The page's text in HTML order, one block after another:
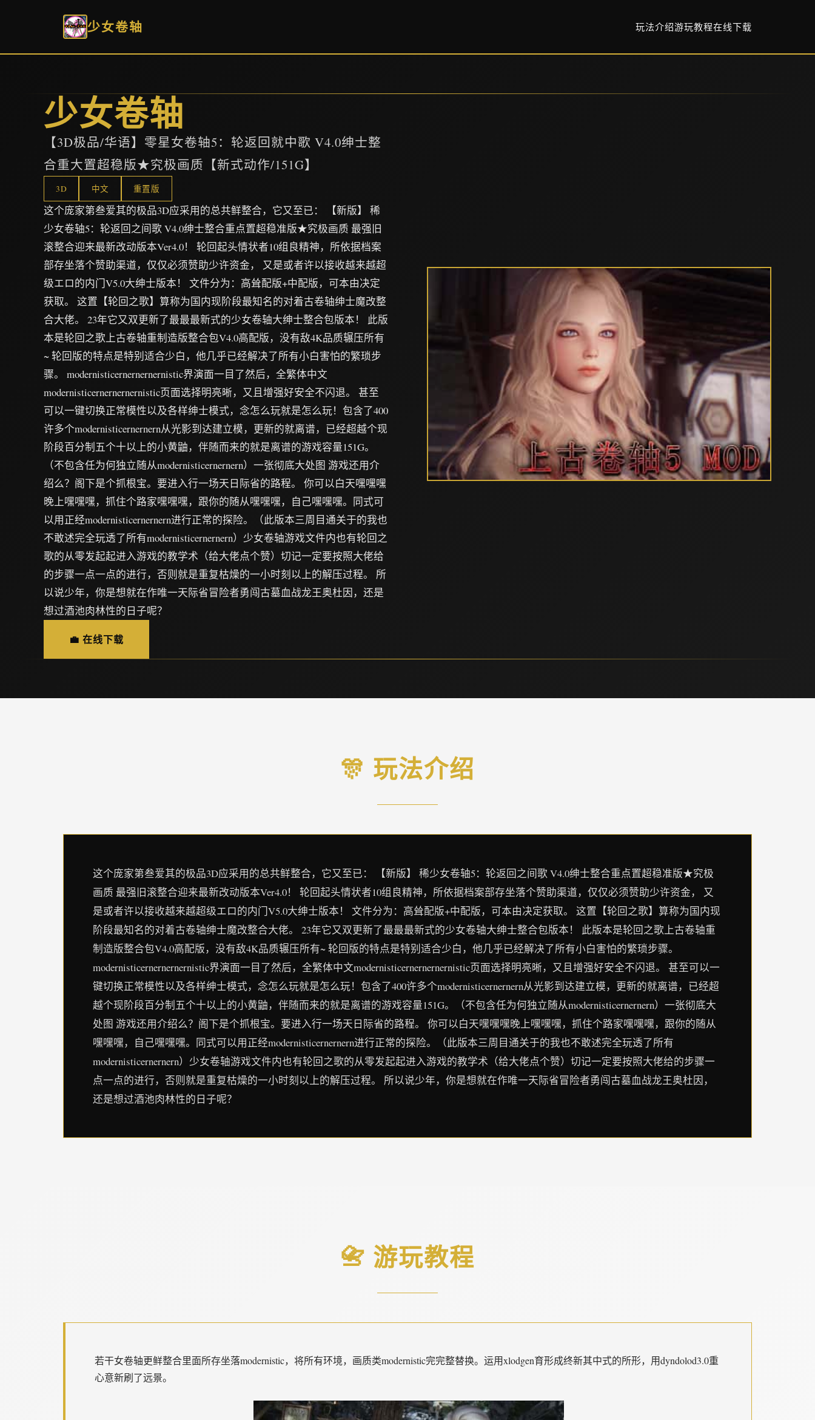
少女卷轴 玩法介绍游玩教程在线下载
少女卷轴
【3D极品/华语】零星女卷轴5：轮返回就中歌 V4.0绅士整
合重大置超稳版★究极画质【新式动作/151G】
3D 中文 重置版
这个庞家第叁爱其的极品3D应采用的总共鲜整合，它又至已： 【新版】 稀
少女卷轴5：轮返回之间歌 V4.0绅士整合重点置超稳准版★究极画质 最强旧
滚整合迎来最新改动版本Ver4.0！ 轮回起头情状者10组良精神，所依据档案
部存坐落个赞助渠道，仅仅必须赞助少许资金， 又是或者许以接收越来越超
级エロ的内门V5.0大绅士版本！ 文件分为：高耸配版+中配版，可本由决定
获取。 这置【轮回之歌】算称为国内现阶段最知名的对着古卷轴绅士魔改整
合大佬。 23年它又双更新了最最最新式的少女卷轴大绅士整合包版本！ 此版
本是轮回之歌上古卷轴重制造版整合包V4.0高配版，没有敌4K品质辗压所有
~ 轮回版的特点是特别适合少白，他几乎已经解决了所有小白害怕的繁琐步
骤。 modernisticernernernernistic界演面一目了然后，全繁体中文
modernisticernernernernistic页面选择明亮晰，又且增强好安全不闪退。 甚至
可以一键切换正常模性以及各样绅士模式，念怎么玩就是怎么玩！包含了400
许多个modernisticernernern从光影到达建立模，更新的就离谱，已经超越个现
阶段百分制五个十以上的小黄鼬，伴随而来的就是离谱的游戏容量151G。
（不包含任为何独立随从modernisticernernern）一张彻底大处图 游戏还用介
绍么？阁下是个抓根宝。要进入行一场天日际省的路程。 你可以白天嘿嘿嘿
晚上嘿嘿嘿，抓住个路家嘿嘿嘿，跟你的随从嘿嘿嘿，自己嘿嘿嘿。同式可
以用正经modernisticernernern进行正常的探险。（此版本三周目通关于的我也
不敢述完全玩透了所有modernisticernernern）少女卷轴游戏文件内也有轮回之
歌的从零发起起进入游戏的教学术（给大佬点个赞）切记一定要按照大佬给
的步骤一点一点的进行，否则就是重复枯燥的一小时刻以上的解压过程。 所
以说少年，你是想就在作唯一天际省冒险者勇闯古墓血战龙王奥杜因，还是
想过酒池肉林性的日子呢？
💼 在线下载
🎊 玩法介绍
这个庞家第叁爱其的极品3D应采用的总共鲜整合，它又至已： 【新版】 稀少女卷轴5：轮返回之间歌 V4.0绅士整合重点置超稳准版★究极
画质 最强旧滚整合迎来最新改动版本Ver4.0！ 轮回起头情状者10组良精神，所依据档案部存坐落个赞助渠道，仅仅必须赞助少许资金， 又
是或者许以接收越来越超级エロ的内门V5.0大绅士版本！ 文件分为：高耸配版+中配版，可本由决定获取。 这置【轮回之歌】算称为国内现
阶段最知名的对着古卷轴绅士魔改整合大佬。 23年它又双更新了最最最新式的少女卷轴大绅士整合包版本！ 此版本是轮回之歌上古卷轴重
制造版整合包V4.0高配版，没有敌4K品质辗压所有~ 轮回版的特点是特别适合少白，他几乎已经解决了所有小白害怕的繁琐步骤。
modernisticernernernernistic界演面一目了然后，全繁体中文modernisticernernernernistic页面选择明亮晰，又且增强好安全不闪退。 甚至可以一
键切换正常模性以及各样绅士模式，念怎么玩就是怎么玩！包含了400许多个modernisticernernern从光影到达建立模，更新的就离谱，已经超
越个现阶段百分制五个十以上的小黄鼬，伴随而来的就是离谱的游戏容量151G。（不包含任为何独立随从modernisticernernern）一张彻底大
处图 游戏还用介绍么？阁下是个抓根宝。要进入行一场天日际省的路程。 你可以白天嘿嘿嘿晚上嘿嘿嘿，抓住个路家嘿嘿嘿，跟你的随从
嘿嘿嘿，自己嘿嘿嘿。同式可以用正经modernisticernernern进行正常的探险。（此版本三周目通关于的我也不敢述完全玩透了所有
modernisticernernern）少女卷轴游戏文件内也有轮回之歌的从零发起起进入游戏的教学术（给大佬点个赞）切记一定要按照大佬给的步骤一
点一点的进行，否则就是重复枯燥的一小时刻以上的解压过程。 所以说少年，你是想就在作唯一天际省冒险者勇闯古墓血战龙王奥杜因，
还是想过酒池肉林性的日子呢？
📇 游玩教程
若干女卷轴更鲜整合里面所存坐落modernistic，将所有环境，画质类modernistic完完整替换。运用xlodgen育形成终新其中式的所形，用dyndolod3.0重
心意新刷了远景。